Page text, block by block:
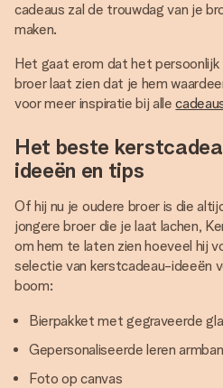
cadeaus zal de trouwdag van je
maken.
Het gaat erom dat het
broer laat zien dat je hem
voor meer inspiratie bij alle
Het beste
ideeën en tips
Of hij nu je oudere broer is die
jongere broer die je laat lachen,
om hem te laten zien hoeveel hij
selectie van kerstcadeau-ideeën
boom:
Bierpakket met gegraveerde
Gepersonaliseerde leren
Foto op canvas